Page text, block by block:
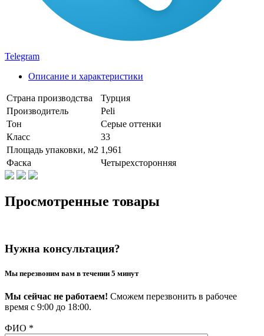
Telegram
Описание и характеристики
Страна производства
Турция
Производитель
Peli
Тон
Серые оттенки
Класс
33
Площадь упаковки, м2 1,961
Фаска
Четырехсторонняя
Просмотренные товары
Нужна консультация?
Мы перезвоним вам в течении 5 минут
Мы сейчас не работаем! Сможем перезвонить в рабочее
время с 9:00 до 18:00.
ФИО *